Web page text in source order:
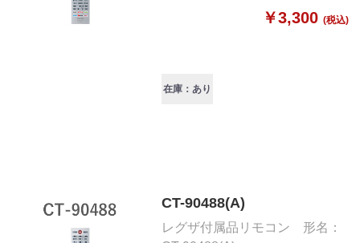
￥3,300 (税込)
在庫：あり
CT-90488(A)
レグザ付属品リモコン 形名：